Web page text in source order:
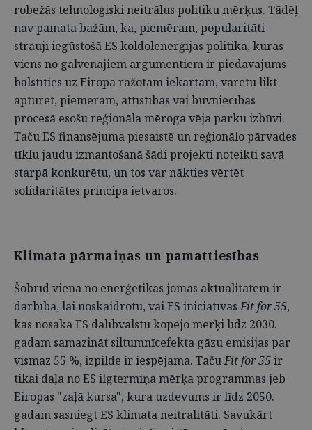
robežās tehnoloģiski neitrālus politiku mērķus. Tādēļ
nav pamata bažām, ka, piemēram, popularitāti
strauji iegūstošā ES koldolenerģijas politika, kuras
viens no galvenajiem argumentiem ir piedāvājums
balstīties uz Eiropā ražotām iekārtām, varētu likt
apturēt, piemēram, attīstības vai būvniecības
procesā esošu reģionāla mēroga vēja parku izbūvi.
Taču ES finansējuma piesaistē un reģionālo pārvades
tīklu jaudu izmantošanā šādi projekti noteikti savā
starpā konkurētu, un tos var nākties vērtēt
solidaritātes principa ietvaros.
Klimata pārmaiņas un pamattiesības
Šobrīd viena no enerģētikas jomas aktualitātēm ir
darbība, lai noskaidrotu, vai ES iniciatīvasFit for 55,
kas nosaka ES dalībvalstu kopējo mērķi līdz 2030.
gadam samazināt siltumnīcefekta gāzu emisijas par
vismaz 55 %, izpilde ir iespējama. TačuFit for 55ir
tikai daļa no ES ilgtermiņa mērķa programmas jeb
Eiropas "zaļā kursa", kura uzdevums ir līdz 2050.
gadam sasniegt ES klimata neitralitāti. Savukārt